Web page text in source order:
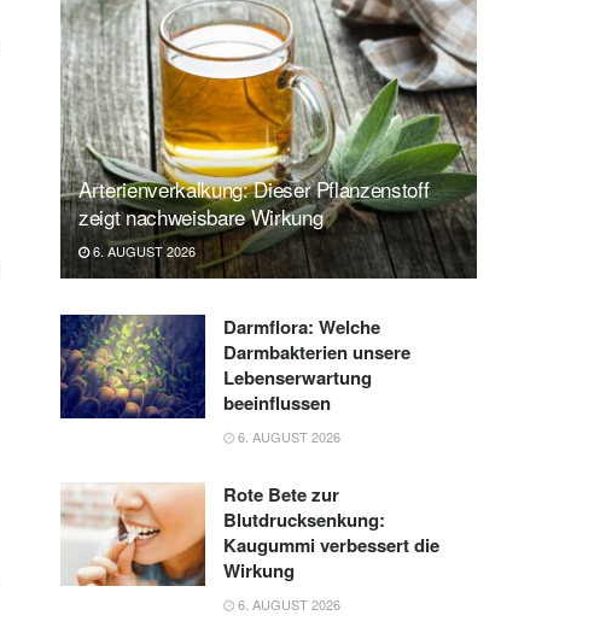
Arterienverkalkung: Dieser Pflanzenstoff
zeigt nachweisbare Wirkung
6. AUGUST 2026
Darmflora: Welche
Darmbakterien unsere
Lebenserwartung
beeinflussen
6. AUGUST 2026
Rote Bete zur
Blutdrucksenkung:
Kaugummi verbessert die
Wirkung
6. AUGUST 2026